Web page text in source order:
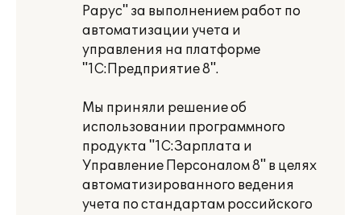
Рарус" за выполнением работ по
автоматизации учета и
управления на платформе
"1С:Предприятие 8".
Мы приняли решение об
использовании программного
продукта "1С:Зарплата и
Управление Персоналом 8" в целях
автоматизированного ведения
учета по стандартам российского